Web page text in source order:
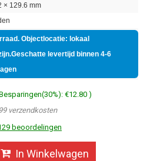
× 129.6 mm
Objectlocatie: lokaal
levertijd binnen 4-6
€12.80 )
verzendkosten
beoordelingen
In Winkelwagen